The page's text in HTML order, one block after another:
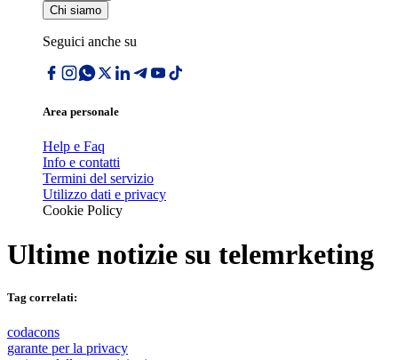
Chi siamo
Seguici anche su
Area personale
Help e Faq
Info e contatti
Termini del servizio
Utilizzo dati e privacy
Cookie Policy
Ultime notizie su telemrketing
Tag correlati:
codacons
garante per la privacy